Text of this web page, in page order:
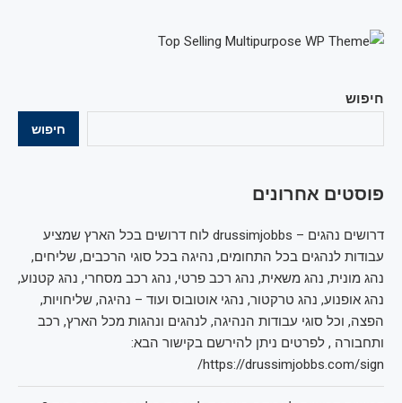
חיפוש
חיפוש
פוסטים אחרונים
דרושים נהגים – drussimjobbs לוח דרושים בכל הארץ שמציע
עבודות לנהגים בכל התחומים, נהיגה בכל סוגי הרכבים, שליחים,
נהג מונית, נהג משאית, נהג רכב פרטי, נהג רכב מסחרי, נהג קטנוע,
נהג אופנוע, נהג טרקטור, נהגי אוטובוס ועוד – נהיגה, שליחויות,
הפצה, וכל סוגי עבודות הנהיגה, לנהגים ונהגות מכל הארץ, רכב
ותחבורה , לפרטים ניתן להירשם בקישור הבא:
https://drussimjobbs.com/sign/